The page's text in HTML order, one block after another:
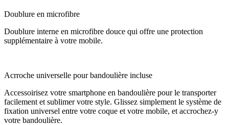
Doublure en microfibre
Doublure interne en microfibre douce qui offre une protection
supplémentaire à votre mobile.
Acrroche universelle pour bandoulière incluse
Accessoirisez votre smartphone en bandoulière pour le transporter
facilement et sublimer votre style. Glissez simplement le système de
fixation universel entre votre coque et votre mobile, et accrochez-y
votre bandoulière.